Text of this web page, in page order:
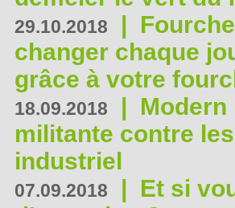
29.10.2018 |
changer chaque
grâce à votre
18.09.2018 | Modern
militante contre
industriel
07.09.2018 | Et si